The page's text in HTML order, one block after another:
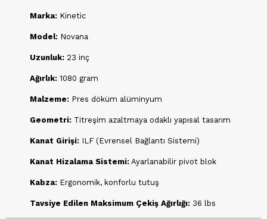
Marka: Kinetic
Model: Novana
Uzunluk: 23 inç
Ağırlık: 1080 gram
Malzeme: Pres döküm alüminyum
Geometri: Titreşim azaltmaya odaklı yapısal tasarım
Kanat Girişi: ILF (Evrensel Bağlantı Sistemi)
Kanat Hizalama Sistemi: Ayarlanabilir pivot blok
Kabza: Ergonomik, konforlu tutuş
Tavsiye Edilen Maksimum Çekiş Ağırlığı: 36 lbs